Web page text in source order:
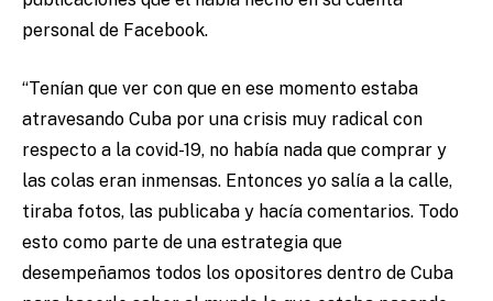
personal de Facebook.
“Tenían que ver con que en ese momento estaba
atravesando Cuba por una crisis muy radical con
respecto a la covid-19, no había nada que comprar y
las colas eran inmensas. Entonces yo salía a la calle,
tiraba fotos, las publicaba y hacía comentarios. Todo
esto como parte de una estrategia que
desempeñamos todos los opositores dentro de Cuba